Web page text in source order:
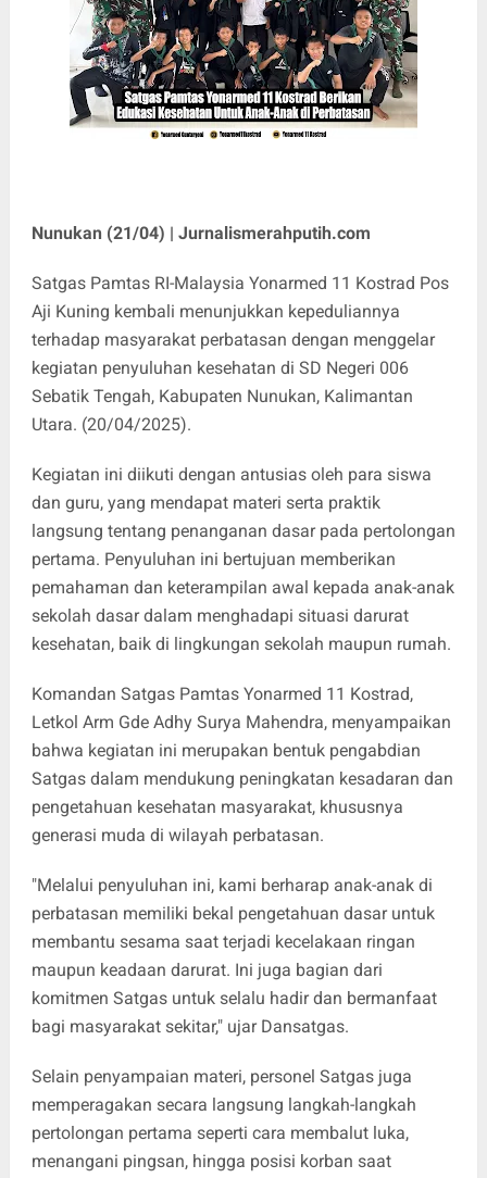
Nunukan (21/04) | Jurnalismerahputih.com
Satgas Pamtas RI-Malaysia Yonarmed 11 Kostrad Pos
Aji Kuning kembali menunjukkan kepeduliannya
terhadap masyarakat perbatasan dengan menggelar
kegiatan penyuluhan kesehatan di SD Negeri 006
Sebatik Tengah, Kabupaten Nunukan, Kalimantan
Utara. (20/04/2025).
Kegiatan ini diikuti dengan antusias oleh para siswa
dan guru, yang mendapat materi serta praktik
langsung tentang penanganan dasar pada pertolongan
pertama. Penyuluhan ini bertujuan memberikan
pemahaman dan keterampilan awal kepada anak-anak
sekolah dasar dalam menghadapi situasi darurat
kesehatan, baik di lingkungan sekolah maupun rumah.
Komandan Satgas Pamtas Yonarmed 11 Kostrad,
Letkol Arm Gde Adhy Surya Mahendra, menyampaikan
bahwa kegiatan ini merupakan bentuk pengabdian
Satgas dalam mendukung peningkatan kesadaran dan
pengetahuan kesehatan masyarakat, khususnya
generasi muda di wilayah perbatasan.
"Melalui penyuluhan ini, kami berharap anak-anak di
perbatasan memiliki bekal pengetahuan dasar untuk
membantu sesama saat terjadi kecelakaan ringan
maupun keadaan darurat. Ini juga bagian dari
komitmen Satgas untuk selalu hadir dan bermanfaat
bagi masyarakat sekitar," ujar Dansatgas.
Selain penyampaian materi, personel Satgas juga
memperagakan secara langsung langkah-langkah
pertolongan pertama seperti cara membalut luka,
menangani pingsan, hingga posisi korban saat